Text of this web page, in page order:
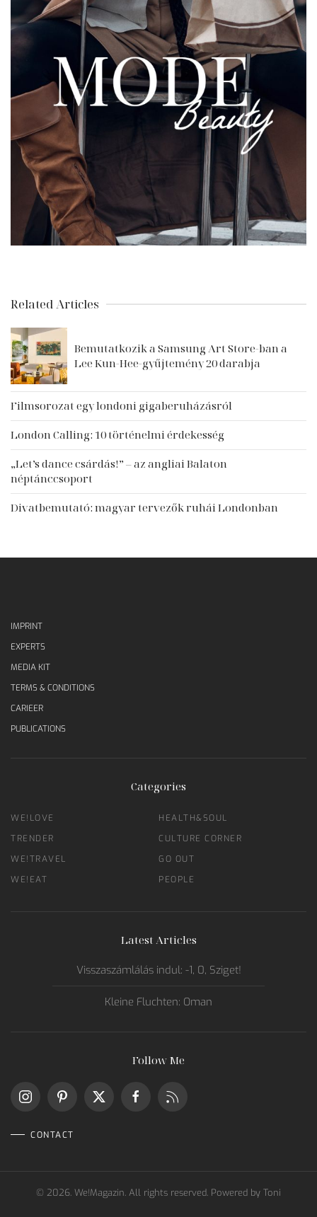
Related Articles
Bemutatkozik a Samsung Art Store-ban a
Lee Kun-Hee-gyűjtemény 20 darabja
Filmsorozat egy londoni gigaberuházásról
London Calling: 10 történelmi érdekesség
„Let’s dance csárdás!” – az angliai Balaton
néptánccsoport
Divatbemutató: magyar tervezők ruhái Londonban
IMPRINT
EXPERTS
MEDIA KIT
TERMS & CONDITIONS
CARIEER
PUBLICATIONS
Categories
WE!LOVE
TRENDER
WE!TRAVEL
WE!EAT
HEALTH&SOUL
CULTURE CORNER
GO OUT
PEOPLE
Latest Articles
Visszaszámlálás indul: -1, 0, Sziget!
Kleine Fluchten: Oman
Follow Me
CONTACT
© 2026. We!Magazin. All rights reserved. Powered by Toni